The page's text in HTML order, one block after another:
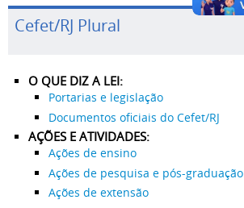
Cefet/RJ Plural
O QUE DIZ A LEI:
Portarias e legislação
Documentos oficiais do Cefet/RJ
AÇÕES E ATIVIDADES:
Ações de ensino
Ações de pesquisa e pós-graduação
Ações de extensão